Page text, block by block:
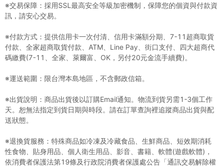
※交易保障：採用SSL最高安全等級加密機制，保障您的個資與付款資
訊，請安心交易。
※付款方式：提供信用卡一次付清、信用卡滿額分期、7-11超商取貨
付款、全家超商取貨付款、ATM、Line Pay、街口支付、四大超商代
碼繳費(7-11、全家、萊爾富、OK，另付20元金流手續費)。
※運送範圍：限台灣本島地區，不含郵政信箱。
※出貨說明：商品出貨後以訂購Email通知。物流到貨另需1-3個工作
天。恕無法指定到貨日期與時段。請在訂單查詢裡追蹤商品出貨與配
送狀態。
※退換貨服務：特殊商品如冷凍及冷藏食品、生鮮商品、短效期消耗
性食物、貼身用品、個人衛生用品、影音、書籍、軟體(遊戲軟體)，
依消費者保護法第19條及行政院消費者保護處公告「通訊交易解除權